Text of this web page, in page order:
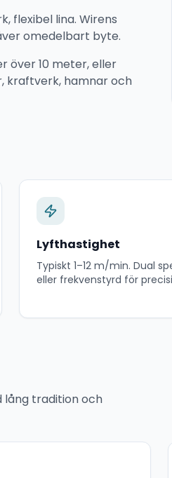
flexibel lina. Wirens
omedelbart byte.
över 10 meter, eller
kraftverk, hamnar och
Lyfthastighet
Typiskt 1–12 m/min. Dual
eller frekvenstyrd för
lång tradition och